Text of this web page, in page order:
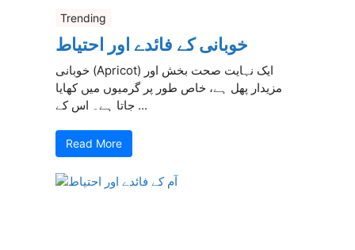
Trending
خوبانی کے فائدے اور احتیاط
خوبانی (Apricot) ایک نہایت صحت بخش اور
مزیدار پھل ہے، خاص طور پر گرمیوں میں کھایا
جاتا ہے۔ اس کے ...
Read More